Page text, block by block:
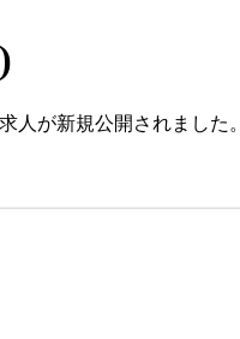
人が新規公開されました。